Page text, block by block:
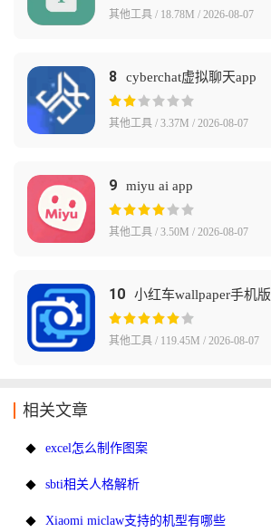
其他工具 / 18.78M / 2026-08-07
8 cyberchat虚拟聊天app
其他工具 / 3.37M / 2026-08-07
9 miyu ai app
其他工具 / 3.50M / 2026-08-07
10 小红车wallpaper手机版
其他工具 / 119.45M / 2026-08-07
相关文章
excel怎么制作图案
sbti相关人格解析
Xiaomi miclaw支持的机型有哪些